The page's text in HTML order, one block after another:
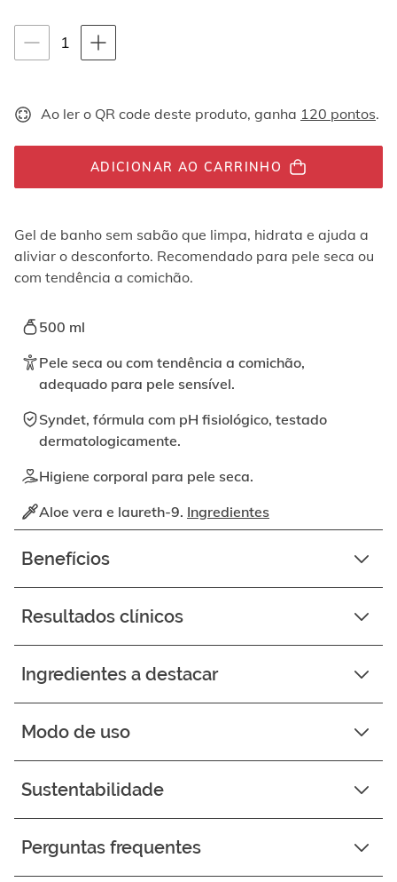
para
baixo,
são
um
um.
podem
ser
reproduzidos
botão
Instruções de navegação por teclado
1 quantity-
selector.totalUnit
Ao ler o QR code deste produto, ganha 120 pontos.
ADICIONAR AO CARRINHO
Gel de banho sem sabão que limpa, hidrata e ajuda a
aliviar o desconforto. Recomendado para pele seca ou
com tendência a comichão.
500 ml
Pele seca ou com tendência a comichão,
adequado para pele sensível.
Syndet, fórmula com pH fisiológico, testado
dermatologicamente.
Higiene corporal para pele seca.
Aloe vera e laureth-9. Ingredientes
Benefícios
Resultados clínicos
Ingredientes a destacar
Modo de uso
Sustentabilidade
Perguntas frequentes